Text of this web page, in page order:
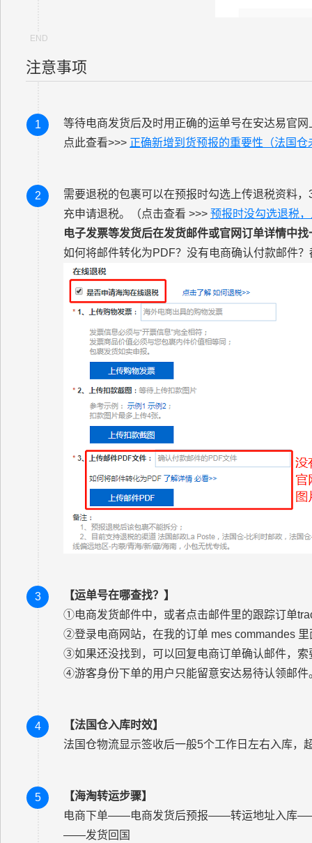
注意事项
1
等待电商发货后及时用正确的运单号在安达易官
点此查看>>> 正确新增到货预报的重要性（法国
2
需要退税的包裹可以在预报时勾选上传退税资料
充申请退税。（点击查看 >>> 预报时没勾选退税
电子发票等发货后在发货邮件或官网订单详情中
如何将邮件转化为PDF？没有电商确认付款邮件
3
【运单号在哪查找？】
①电商发货邮件中，或者点击邮件里的跟踪订单
②登录电商网站，在我的订单 mes commandes 里
③如果还没找到，可以回复电商订单确认邮件，索
④游客身份下单的用户只能留意安达易待认领邮件
4
【法国仓入库时效】
法国仓物流显示签收后一般5个工作日左右入库，
5
【海淘转运步骤】
电商下单——电商发货后预报——转运地址入库
——发货回国